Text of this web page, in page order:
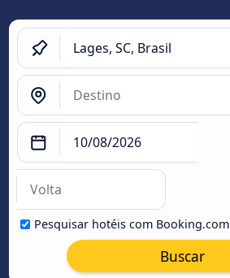
Pesquisar hotéis com Booking.com
Buscar